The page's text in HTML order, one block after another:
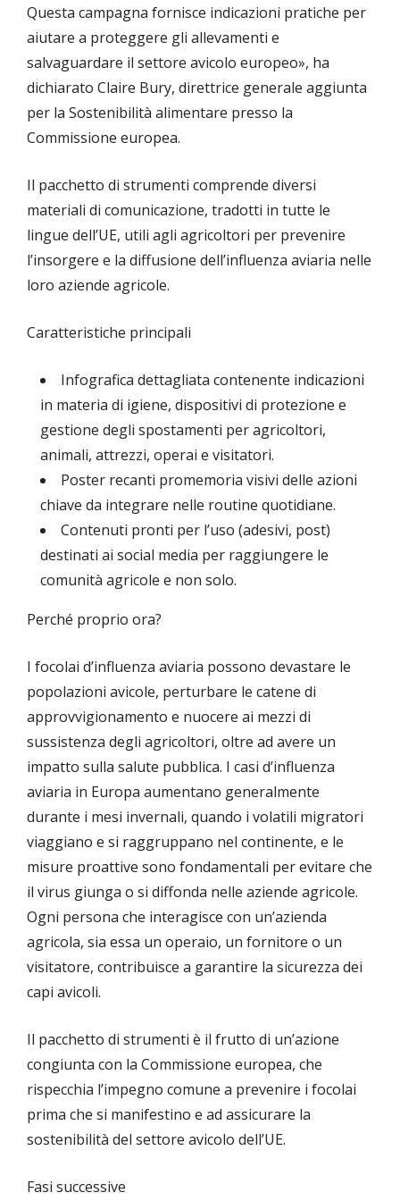
Questa campagna fornisce indicazioni pratiche per
aiutare a proteggere gli allevamenti e
salvaguardare il settore avicolo europeo», ha
dichiarato Claire Bury, direttrice generale aggiunta
per la Sostenibilità alimentare presso la
Commissione europea.
Il pacchetto di strumenti comprende diversi
materiali di comunicazione, tradotti in tutte le
lingue dell’UE, utili agli agricoltori per prevenire
l’insorgere e la diffusione dell’influenza aviaria nelle
loro aziende agricole.
Caratteristiche principali
Infografica dettagliata contenente indicazioni
in materia di igiene, dispositivi di protezione e
gestione degli spostamenti per agricoltori,
animali, attrezzi, operai e visitatori.
Poster recanti promemoria visivi delle azioni
chiave da integrare nelle routine quotidiane.
Contenuti pronti per l’uso (adesivi, post)
destinati ai social media per raggiungere le
comunità agricole e non solo.
Perché proprio ora?
I focolai d’influenza aviaria possono devastare le
popolazioni avicole, perturbare le catene di
approvvigionamento e nuocere ai mezzi di
sussistenza degli agricoltori, oltre ad avere un
impatto sulla salute pubblica. I casi d’influenza
aviaria in Europa aumentano generalmente
durante i mesi invernali, quando i volatili migratori
viaggiano e si raggruppano nel continente, e le
misure proattive sono fondamentali per evitare che
il virus giunga o si diffonda nelle aziende agricole.
Ogni persona che interagisce con un’azienda
agricola, sia essa un operaio, un fornitore o un
visitatore, contribuisce a garantire la sicurezza dei
capi avicoli.
Il pacchetto di strumenti è il frutto di un’azione
congiunta con la Commissione europea, che
rispecchia l’impegno comune a prevenire i focolai
prima che si manifestino e ad assicurare la
sostenibilità del settore avicolo dell’UE.
Fasi successive